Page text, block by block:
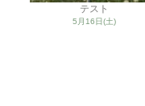
テスト
5月16日(土)